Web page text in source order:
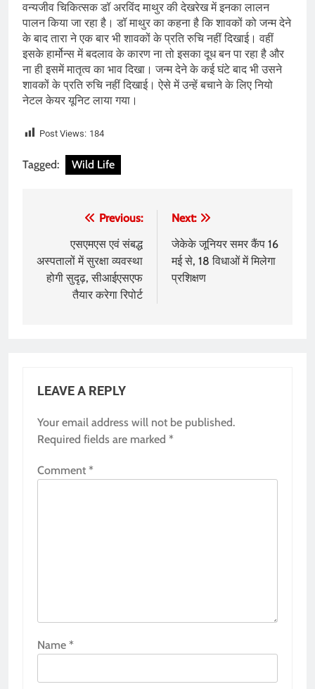
वन्यजीव चिकित्सक डॉ अरविंद माथुर की देखरेख में इनका लालन
पालन किया जा रहा है। डॉ माथुर का कहना है कि शावकों को जन्म देने
के बाद तारा ने एक बार भी शावकों के प्रति रुचि नहीं दिखाई। वहीं
इसके हार्मोन्स में बदलाव के कारण ना तो इसका दूध बन पा रहा है और
ना ही इसमें मातृत्व का भाव दिखा। जन्म देने के कई घंटे बाद भी उसने
शावकों के प्रति रुचि नहीं दिखाई। ऐसे में उन्हें बचाने के लिए नियो
नेटल केयर यूनिट लाया गया।
Post Views: 184
Tagged: Wild Life
navigation
Previous:
एसएमएस एवं संबद्ध
अस्पतालों में सुरक्षा व्यवस्था
होगी सुदृढ़, सीआईएसएफ
तैयार करेगा रिपोर्ट
Next:
जेकेके जूनियर समर कैंप 16
मई से, 18 विधाओं में मिलेगा
प्रशिक्षण
LEAVE A REPLY
Your email address will not be published.
Required fields are marked *
Comment *
Name *